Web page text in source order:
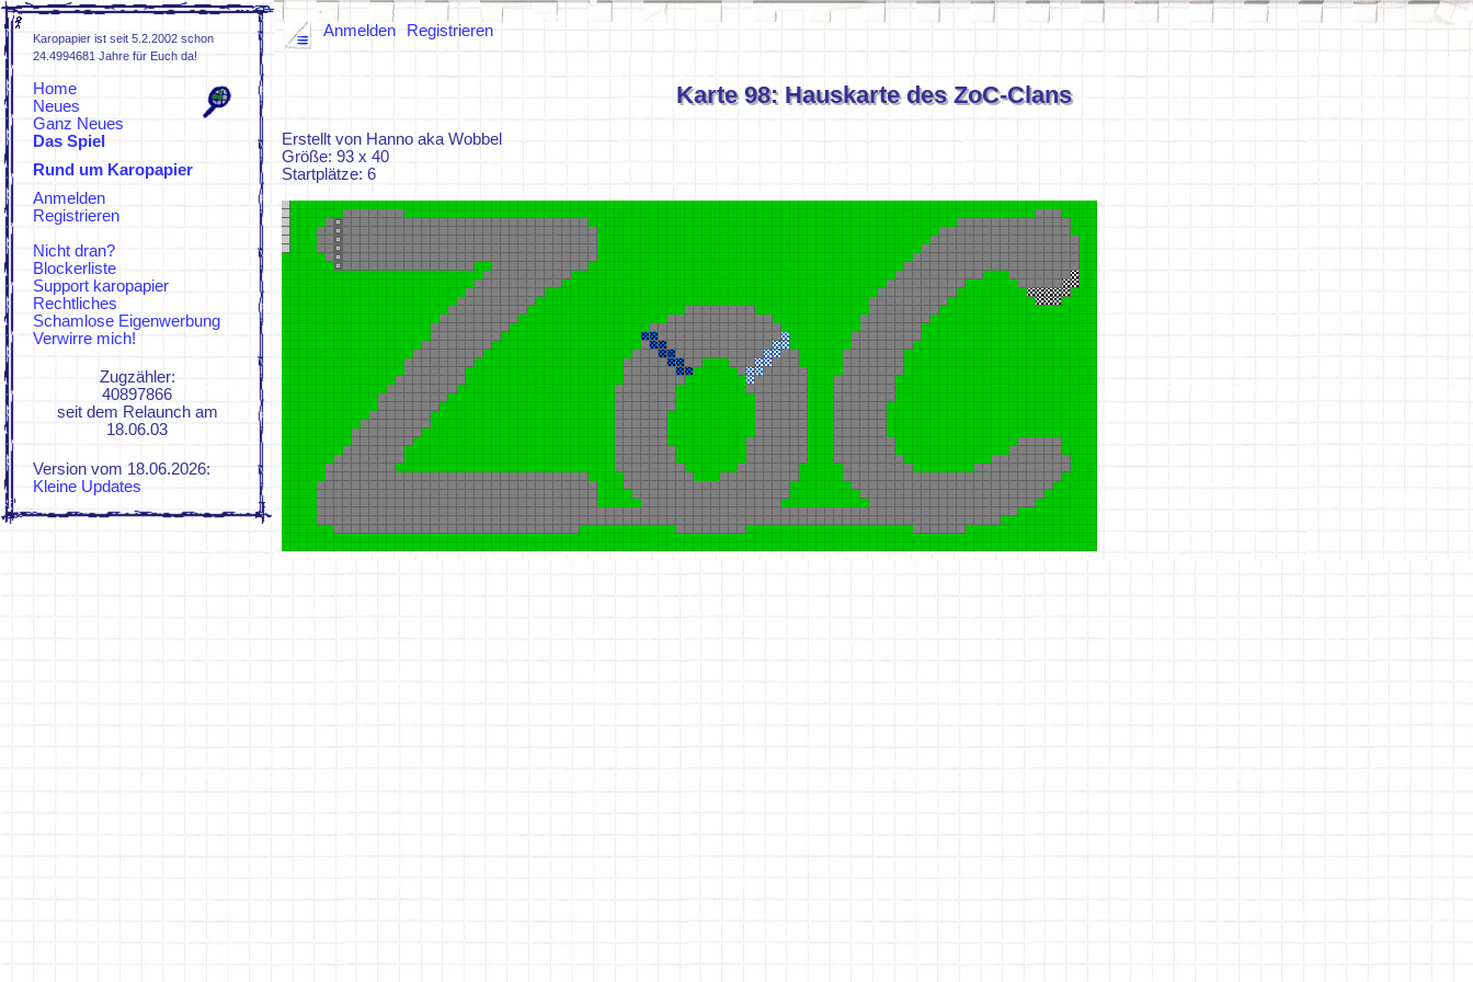
Karopapier ist seit 5.2.2002 schon
24.4994681 Jahre für Euch da!
Home
Neues
Ganz Neues
Das Spiel
Spielregeln
Rund um Karopapier
ZUFI
KaroWiki
Anmelden
Registrieren
Nicht dran?
Blockerliste
Support karopapier
Rechtliches
Schamlose Eigenwerbung
Verwirre mich!
Zugzähler:
40897866
seit dem Relaunch am
18.06.03
Version vom 18.06.2026:
Kleine Updates
Anmelden Registrieren
Karte 98: Hauskarte des ZoC-Clans
Erstellt von Hanno aka Wobbel
Größe: 93 x 40
Startplätze: 6